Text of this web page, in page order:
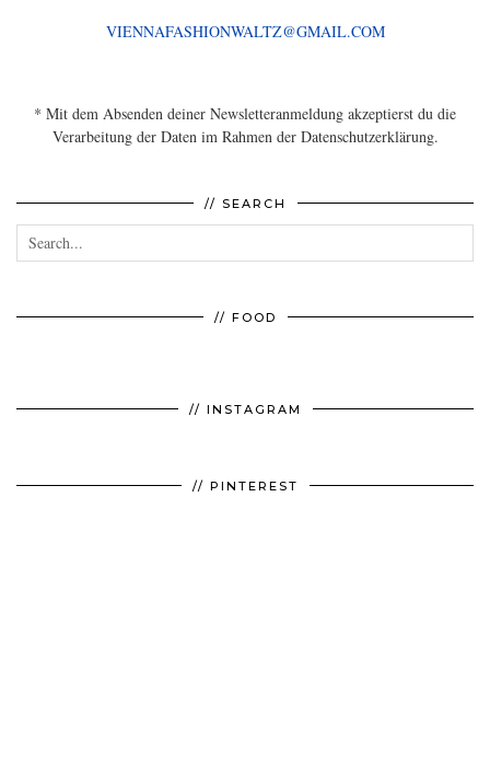
VIENNAFASHIONWALTZ@GMAIL.COM
* Mit dem Absenden deiner Newsletteranmeldung akzeptierst du die
Verarbeitung der Daten im Rahmen der Datenschutzerklärung.
// SEARCH
// FOOD
// INSTAGRAM
// PINTEREST